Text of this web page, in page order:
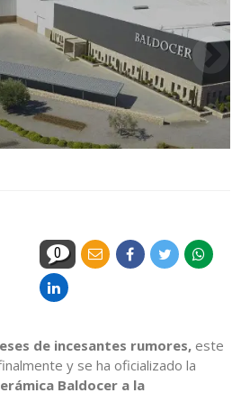
0
de incesantes rumores, este
y se ha oficializado la
Baldocer a la